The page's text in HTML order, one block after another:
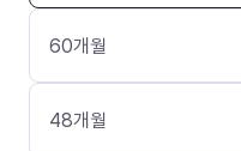
60개월
48개월